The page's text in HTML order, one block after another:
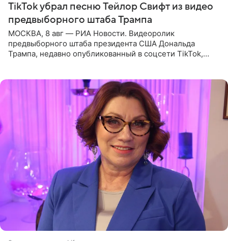
TikTok убрал песню Тейлор Свифт из видео
предвыборного штаба Трампа
МОСКВА, 8 авг — РИА Новости. Видеоролик
предвыборного штаба президента США Дональда
Трампа, недавно опубликованный в соцсети TikTok,